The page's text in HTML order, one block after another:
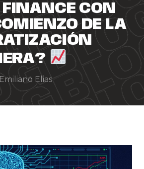
FINANCE CON
DE LA
Emiliano Elias